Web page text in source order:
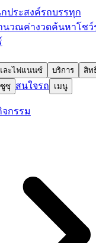
ประสงค์รถบรรทุก
นวณค่างวดค้นหาโชว์
ละไฟแนนซ์ บริการ
สิท
ซูซุ สนใจรถ เมนู
กรรม